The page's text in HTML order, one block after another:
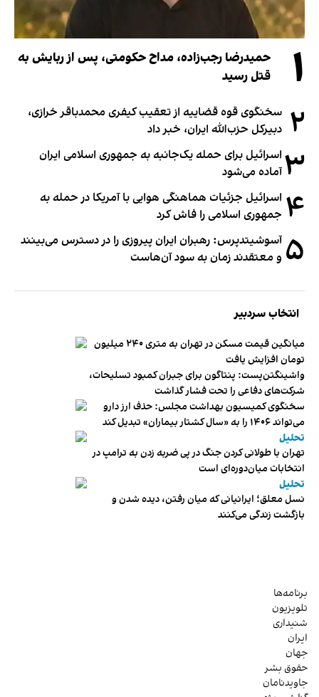
۱
حمیدرضا رجب‌زاده، مداح حکومتی، پس از ربایش به
قتل رسید
۲ سخنگوی قوه قضاییه از تعقیب کیفری محمدباقر خرازی،
دبیر‌کل حزب‌الله ایران، خبر داد
۳ اسرائیل برای حمله یک‌جانبه به جمهوری اسلامی ایران
آماده می‌شود
۴ اسرائیل جزئیات هماهنگی هوایی با آمریکا در حمله به
جمهوری اسلامی را فاش کرد
۵ آسوشیتدپرس: رهبران ایران پیروزی را در دسترس می‌بینند
و معتقدند زمان به سود آن‌هاست
انتخاب سردبیر
میانگین قیمت مسکن در تهران به متری ۲۴۰ میلیون
تومان افزایش یافت
واشینگتن‌پست: پنتاگون برای جبران کمبود تسلیحات،
شرکت‌های دفاعی را تحت فشار گذاشت
سخنگوی کمیسیون بهداشت مجلس: حذف ارز دارو
می‌تواند ۱۴۰۶ را به «سال کشتار بیماران» تبدیل کند
تحلیل
تهران با طولانی کردن جنگ در پی ضربه زدن به ترامپ در
انتخابات میان‌دوره‌ای است
تحلیل
نسل معلق؛ ایرانیانی که میان رفتن، دیده شدن و
بازگشت زندگی می‌کنند
برنامه‌ها
تلویزیون
شنیداری
ایران
جهان
حقوق بشر
جاویدنامان